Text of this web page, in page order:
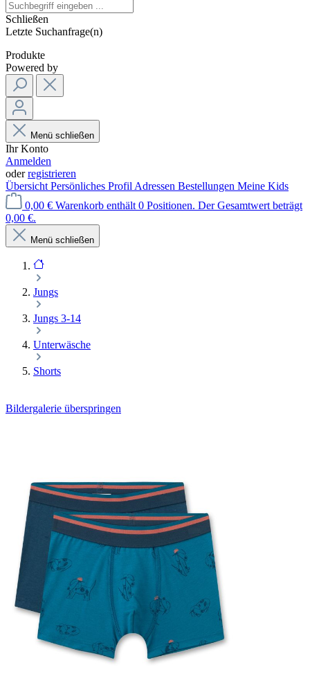
Schließen
Letzte Suchanfrage(n)
Produkte
Powered by
Menü schließen
Ihr Konto
Anmelden
oderregistrieren
Übersicht Persönliches Profil Adressen Bestellungen Meine Kids
0,00 € Warenkorb enthält 0 Positionen. Der Gesamtwert beträgt
0,00 €.
Menü schließen
Jungs
Jungs 3-14
Unterwäsche
Shorts
Bildergalerie überspringen